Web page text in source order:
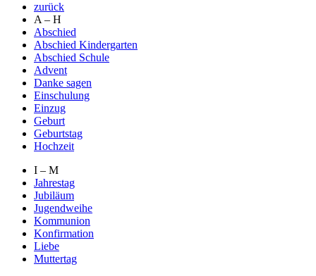
zurück
A – H
Abschied
Abschied Kindergarten
Abschied Schule
Advent
Danke sagen
Einschulung
Einzug
Geburt
Geburtstag
Hochzeit
I – M
Jahrestag
Jubiläum
Jugendweihe
Kommunion
Konfirmation
Liebe
Muttertag